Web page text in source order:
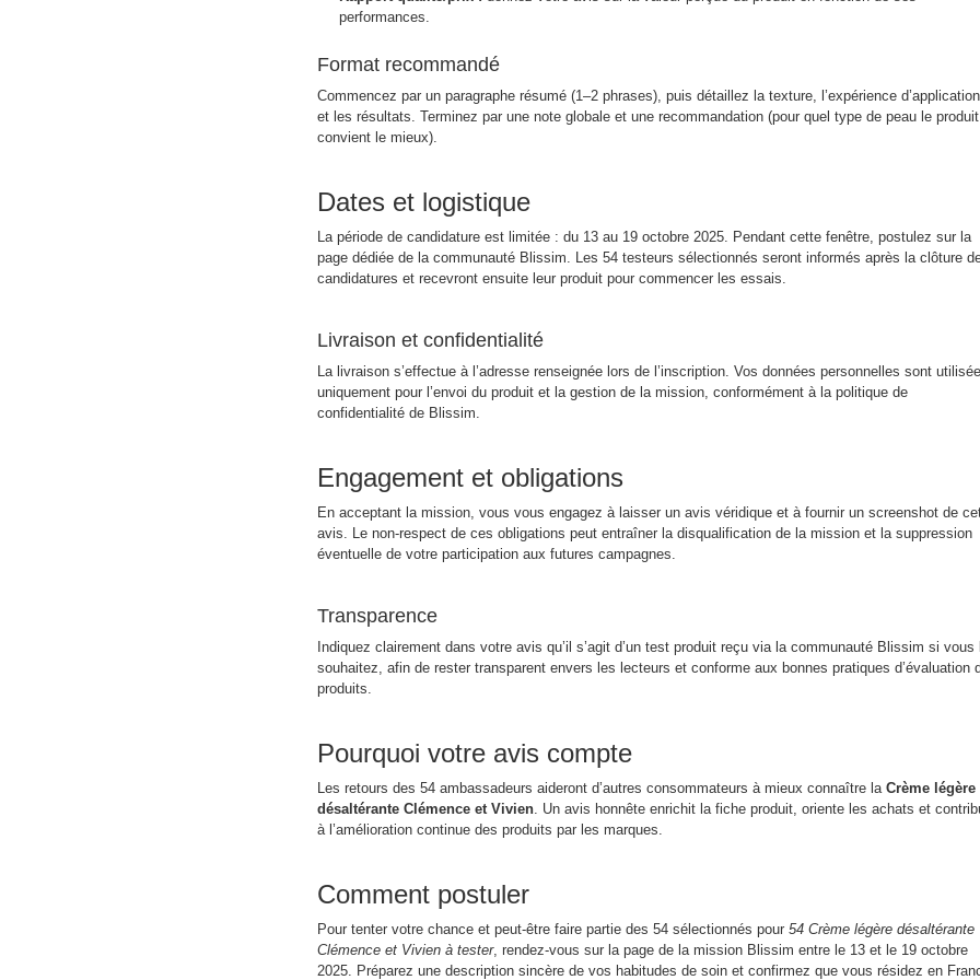
performances.
Format recommandé
Commencez par un paragraphe résumé (1–2 phrases), puis détaillez la texture, l’expérience d’application
et les résultats. Terminez par une note globale et une recommandation (pour quel type de peau le produit
convient le mieux).
Dates et logistique
La période de candidature est limitée : du 13 au 19 octobre 2025. Pendant cette fenêtre, postulez sur la
page dédiée de la communauté Blissim. Les 54 testeurs sélectionnés seront informés après la clôture
candidatures et recevront ensuite leur produit pour commencer les essais.
Livraison et confidentialité
La livraison s’effectue à l’adresse renseignée lors de l’inscription. Vos données personnelles sont
uniquement pour l’envoi du produit et la gestion de la mission, conformément à la politique de
confidentialité de Blissim.
Engagement et obligations
En acceptant la mission, vous vous engagez à laisser un avis véridique et à fournir un screenshot de
avis. Le non-respect de ces obligations peut entraîner la disqualification de la mission et la suppression
éventuelle de votre participation aux futures campagnes.
Transparence
Indiquez clairement dans votre avis qu’il s’agit d’un test produit reçu via la communauté Blissim si vous
souhaitez, afin de rester transparent envers les lecteurs et conforme aux bonnes pratiques d’évaluation
produits.
Pourquoi votre avis compte
Les retours des 54 ambassadeurs aideront d’autres consommateurs à mieux connaître la Crème légère
désaltérante Clémence et Vivien. Un avis honnête enrichit la fiche produit, oriente les achats et
à l’amélioration continue des produits par les marques.
Comment postuler
Pour tenter votre chance et peut-être faire partie des 54 sélectionnés pour 54 Crème légère désaltérante
Clémence et Vivien à tester, rendez-vous sur la page de la mission Blissim entre le 13 et le 19 octobre
2025. Préparez une description sincère de vos habitudes de soin et confirmez que vous résidez en